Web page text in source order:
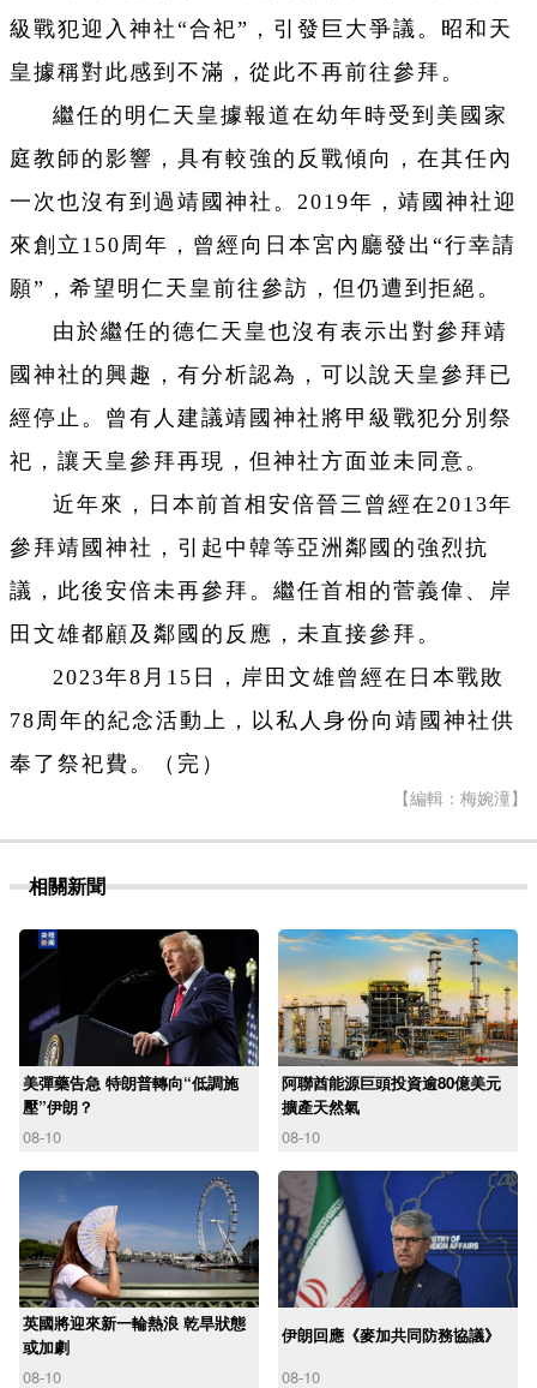
級戰犯迎入神社“合祀”，引發巨大爭議。昭和天
皇據稱對此感到不滿，從此不再前往參拜。
繼任的明仁天皇據報道在幼年時受到美國家
庭教師的影響，具有較強的反戰傾向，在其任內
一次也沒有到過靖國神社。2019年，靖國神社迎
來創立150周年，曾經向日本宮內廳發出“行幸請
願”，希望明仁天皇前往參訪，但仍遭到拒絕。
由於繼任的德仁天皇也沒有表示出對參拜靖
國神社的興趣，有分析認為，可以說天皇參拜已
經停止。曾有人建議靖國神社將甲級戰犯分別祭
祀，讓天皇參拜再現，但神社方面並未同意。
近年來，日本前首相安倍晉三曾經在2013年
參拜靖國神社，引起中韓等亞洲鄰國的強烈抗
議，此後安倍未再參拜。繼任首相的菅義偉、岸
田文雄都顧及鄰國的反應，未直接參拜。
2023年8月15日，岸田文雄曾經在日本戰敗
78周年的紀念活動上，以私人身份向靖國神社供
奉了祭祀費。（完）
【編輯：梅婉潼】
相關新聞
美彈藥告急 特朗普轉向“低調施
壓”伊朗？
08-10
阿聯酋能源巨頭投資逾80億美元
擴產天然氣
08-10
英國將迎來新一輪熱浪 乾旱狀態
或加劇
08-10
伊朗回應《麥加共同防務協議》
08-10